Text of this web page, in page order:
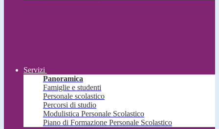
Servizi
Panoramica
Famiglie e studenti
Personale scolastico
Percorsi di studio
Modulistica Personale Scolastico
Piano di Formazione Personale Scolastico